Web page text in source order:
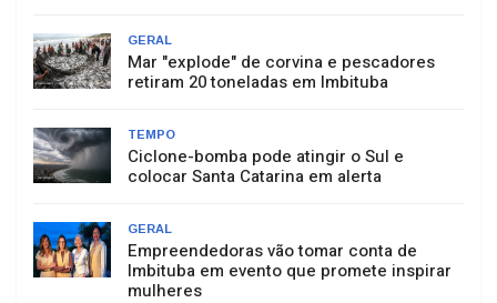
GERAL
Mar "explode" de corvina e pescadores
retiram 20 toneladas em Imbituba
TEMPO
Ciclone-bomba pode atingir o Sul e
colocar Santa Catarina em alerta
GERAL
Empreendedoras vão tomar conta de
Imbituba em evento que promete inspirar
mulheres